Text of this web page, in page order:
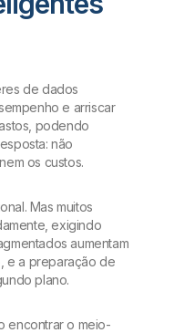
de dados
e arriscar
podendo
não
os custos.
Mas muitos
exigindo
aumentam
e a preparação de
plano.
encontrar o meio-